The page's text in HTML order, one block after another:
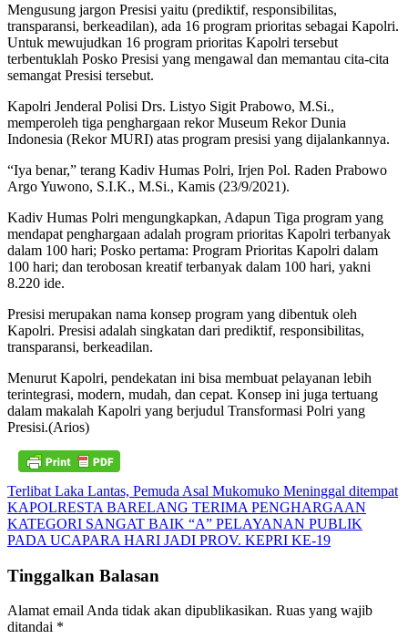
Mengusung jargon Presisi yaitu (prediktif, responsibilitas,
transparansi, berkeadilan), ada 16 program prioritas sebagai Kapolri.
Untuk mewujudkan 16 program prioritas Kapolri tersebut
terbentuklah Posko Presisi yang mengawal dan memantau cita-cita
semangat Presisi tersebut.
Kapolri Jenderal Polisi Drs. Listyo Sigit Prabowo, M.Si.,
memperoleh tiga penghargaan rekor Museum Rekor Dunia
Indonesia (Rekor MURI) atas program presisi yang dijalankannya.
“Iya benar,” terang Kadiv Humas Polri, Irjen Pol. Raden Prabowo
Argo Yuwono, S.I.K., M.Si., Kamis (23/9/2021).
Kadiv Humas Polri mengungkapkan, Adapun Tiga program yang
mendapat penghargaan adalah program prioritas Kapolri terbanyak
dalam 100 hari; Posko pertama: Program Prioritas Kapolri dalam
100 hari; dan terobosan kreatif terbanyak dalam 100 hari, yakni
8.220 ide.
Presisi merupakan nama konsep program yang dibentuk oleh
Kapolri. Presisi adalah singkatan dari prediktif, responsibilitas,
transparansi, berkeadilan.
Menurut Kapolri, pendekatan ini bisa membuat pelayanan lebih
terintegrasi, modern, mudah, dan cepat. Konsep ini juga tertuang
dalam makalah Kapolri yang berjudul Transformasi Polri yang
Presisi.(Arios)
Navigasi
pos
Terlibat Laka Lantas, Pemuda Asal Mukomuko Meninggal ditempat
KAPOLRESTA BARELANG TERIMA PENGHARGAAN
KATEGORI SANGAT BAIK “A” PELAYANAN PUBLIK
PADA UCAPARA HARI JADI PROV. KEPRI KE-19
Tinggalkan Balasan
Alamat email Anda tidak akan dipublikasikan. Ruas yang wajib
ditandai *